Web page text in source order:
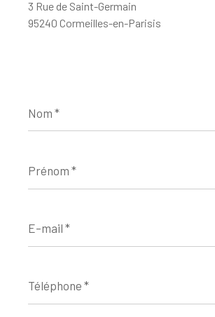
3 Rue de Saint-Germain
95240 Cormeilles-en-Parisis
*
*
mail
*
*